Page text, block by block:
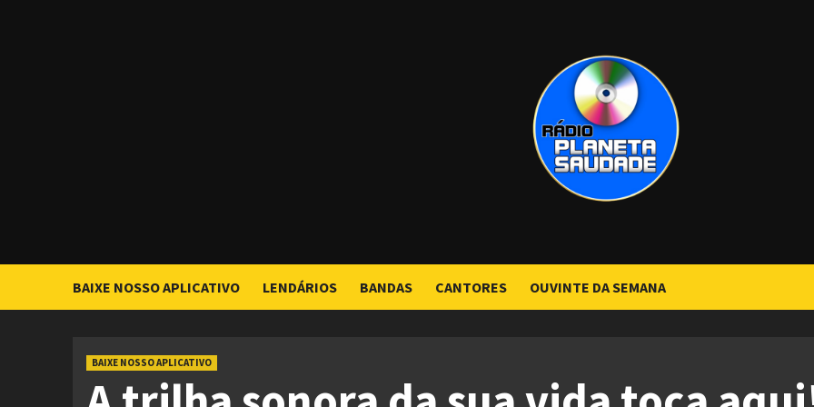
BAIXE NOSSO APLICATIVO LENDÁRIOS BANDAS CANTORES OUVINTE DA SEMANA
BAIXE NOSSO APLICATIVO